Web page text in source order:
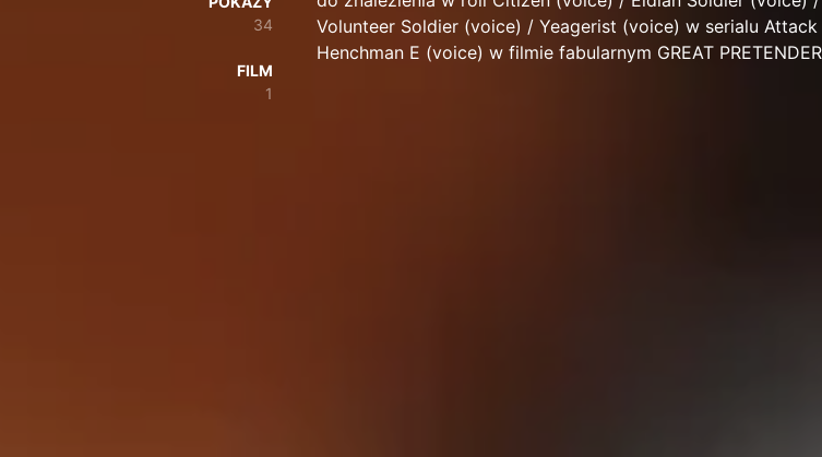
34
FILM
1
Volunteer Soldier (voice) / Yeagerist (voice) w serialu
Henchman E (voice) w filmie fabularnym GREAT